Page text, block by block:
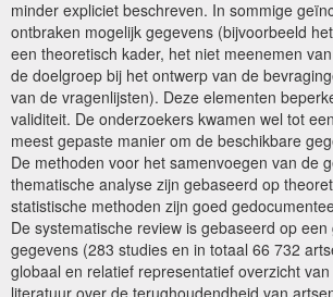
minder expliciet beschreven. In sommige
ontbraken mogelijk gegevens (bijvoorbeeld
een theoretisch kader, het niet meenemen
de doelgroep bij het ontwerp van de
van de vragenlijsten). Deze elementen
validiteit. De onderzoekers kwamen wel tot
meest gepaste manier om de beschikbare
De methoden voor het samenvoegen van de
thematische analyse zijn gebaseerd op
statistische methoden zijn goed
De systematische review is gebaseerd op een
gegevens (283 studies en in totaal 66 732
globaal en relatief representatief overzicht
literatuur over de terughoudendheid van